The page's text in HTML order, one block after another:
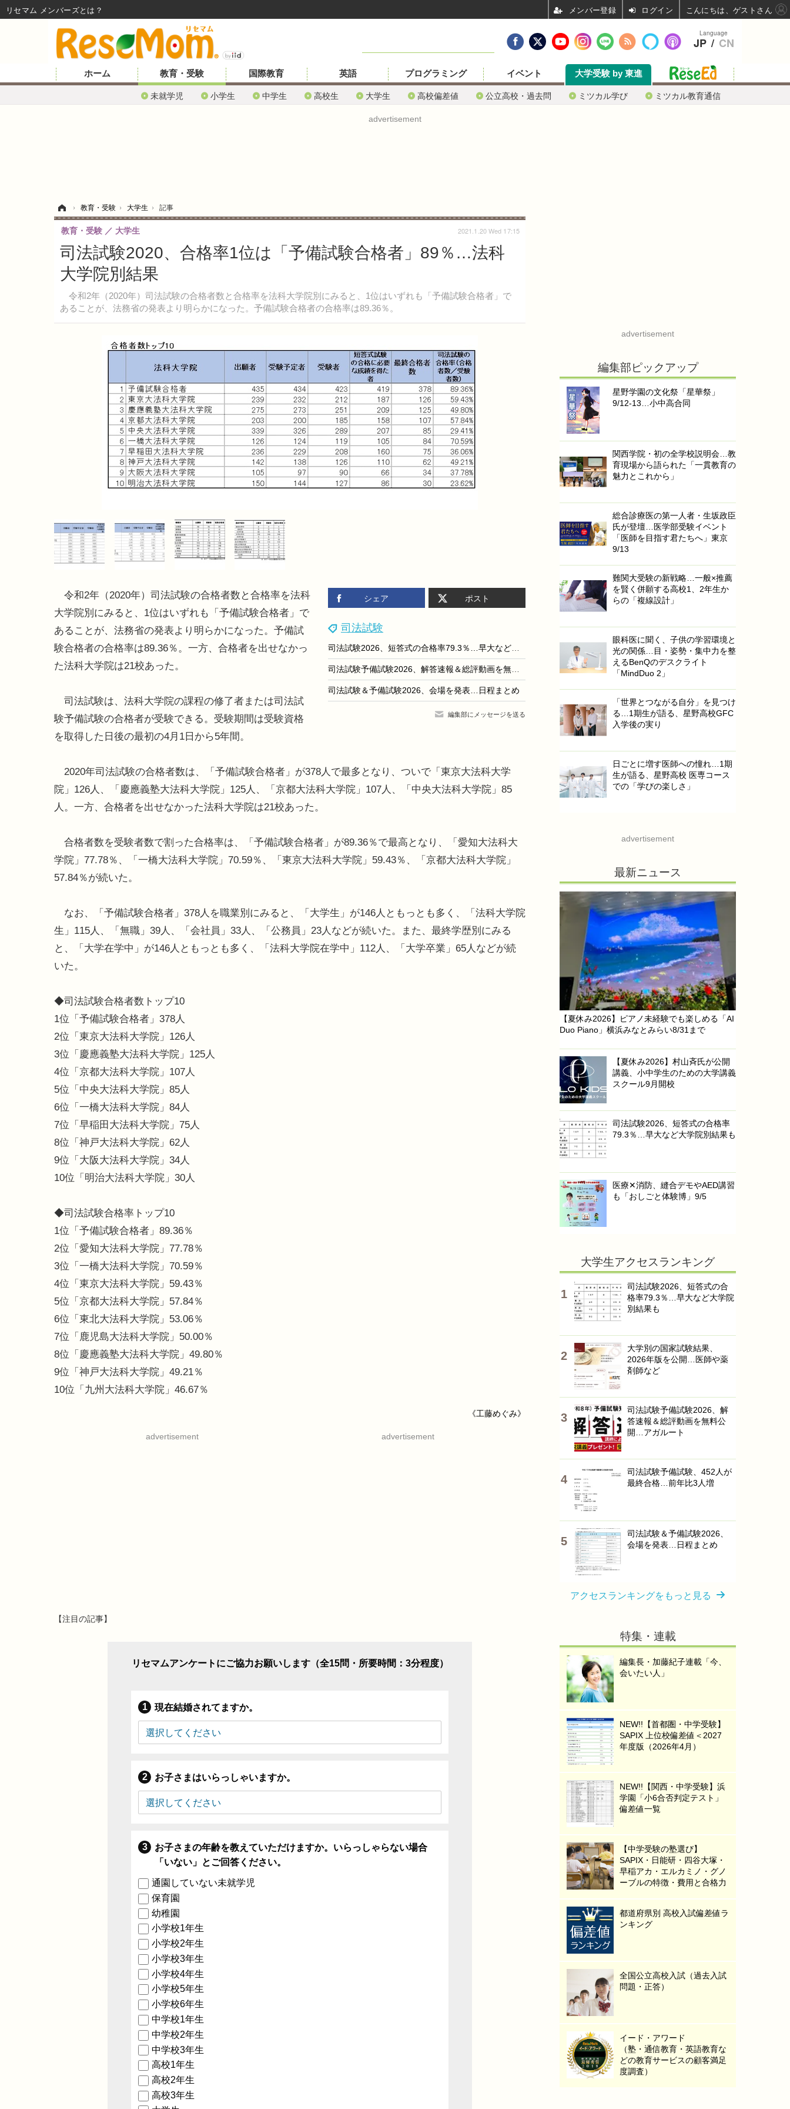
ホーム 教育・受験
未就学児 小学生 中学生 高校生 大学生 高校偏差値 公立高校・過去問 ミツカル学び ミツカル教育通信
国際教育 英語 プログラミング イベント 大学受験 by 東進
advertisement
› 教育・受験 › 大学生 › 記事
司法試験2020、合格率1位は「予備試験合格者」89％…法科
大学院別結果
令和2年（2020年）司法試験の合格者数と合格率を法科大学院別にみると、1位はいずれも「予備試験合格者」で
あることが、法務省の発表より明らかになった。予備試験合格者の合格率は89.36％。
教育・受験 大学生 2021.1.20 Wed 17:15
シェア ポスト
司法試験
司法試験2026、短答式の合格率79.3％…早大など大学院別結果も
司法試験予備試験2026、解答速報＆総評動画を無料公開…アガルート
司法試験＆予備試験2026、会場を発表…日程まとめ
編集部にメッセージを送る
令和2年（2020年）司法試験の合格者数と合格率を法科
大学院別にみると、1位はいずれも「予備試験合格者」で
あることが、法務省の発表より明らかになった。予備試
験合格者の合格率は89.36％。一方、合格者を出せなかっ
た法科大学院は21校あった。
司法試験は、法科大学院の課程の修了者または司法試
験予備試験の合格者が受験できる。受験期間は受験資格
を取得した日後の最初の4月1日から5年間。
2020年司法試験の合格者数は、「予備試験合格者」が378人で最多となり、ついで「東京大法科大学
院」126人、「慶應義塾大法科大学院」125人、「京都大法科大学院」107人、「中央大法科大学院」85
人。一方、合格者を出せなかった法科大学院は21校あった。
合格者数を受験者数で割った合格率は、「予備試験合格者」が89.36％で最高となり、「愛知大法科大
学院」77.78％、「一橋大法科大学院」70.59％、「東京大法科大学院」59.43％、「京都大法科大学院」
57.84％が続いた。
なお、「予備試験合格者」378人を職業別にみると、「大学生」が146人ともっとも多く、「法科大学院
生」115人、「無職」39人、「会社員」33人、「公務員」23人などが続いた。また、最終学歴別にみる
と、「大学在学中」が146人ともっとも多く、「法科大学院在学中」112人、「大学卒業」65人などが続
いた。
◆司法試験合格者数トップ10
1位「予備試験合格者」378人
2位「東京大法科大学院」126人
3位「慶應義塾大法科大学院」125人
4位「京都大法科大学院」107人
5位「中央大法科大学院」85人
6位「一橋大法科大学院」84人
7位「早稲田大法科大学院」75人
8位「神戸大法科大学院」62人
9位「大阪大法科大学院」34人
10位「明治大法科大学院」30人
◆司法試験合格率トップ10
1位「予備試験合格者」89.36％
2位「愛知大法科大学院」77.78％
3位「一橋大法科大学院」70.59％
4位「東京大法科大学院」59.43％
5位「京都大法科大学院」57.84％
6位「東北大法科大学院」53.06％
7位「鹿児島大法科大学院」50.00％
8位「慶應義塾大法科大学院」49.80％
9位「神戸大法科大学院」49.21％
10位「九州大法科大学院」46.67％
《工藤めぐみ》
advertisement advertisement
【注目の記事】
リセマムアンケートにご協力お願いします（全15問・所要時間：3分程度）
現在結婚されてますか。
お子さまはいらっしゃいますか。
お子さまの年齢を教えていただけますか。いらっしゃらない場合
「いない」とご回答ください。
通園していない未就学児
保育園
幼稚園
小学校1年生
小学校2年生
小学校3年生
小学校4年生
小学校5年生
小学校6年生
中学校1年生
中学校2年生
中学校3年生
高校1年生
高校2年生
高校3年生
advertisement
編集部ピックアップ
星野学園の文化祭「星華祭」
9/12-13…小中高合同
関西学院・初の全学校説明会…教
育現場から語られた「一貫教育の
魅力とこれから」
総合診療医の第一人者・生坂政臣
氏が登壇…医学部受験イベント
「医師を目指す君たちへ」東京
9/13
難関大受験の新戦略…一般×推薦
を賢く併願する高校1、2年生か
らの「複線設計」
眼科医に聞く、子供の学習環境と
光の関係…目・姿勢・集中力を整
えるBenQのデスクライト
「MindDuo 2」
「世界とつながる自分」を見つけ
る…1期生が語る、星野高校GFC
入学後の実り
日ごとに増す医師への憧れ…1期
生が語る、星野高校 医専コース
での「学びの楽しさ」
advertisement
最新ニュース
【夏休み2026】ピアノ未経験でも楽しめる「AI
Duo Piano」横浜みなとみらい8/31まで
【夏休み2026】村山斉氏が公開
講義、小中学生のための大学講義
スクール9月開校
司法試験2026、短答式の合格率
79.3％…早大など大学院別結果も
医療✕消防、縫合デモやAED講習
も「おしごと体験博」9/5
大学生アクセスランキング
司法試験2026、短答式の合
格率79.3％…早大など大学院
別結果も
大学別の国家試験結果、
2026年版を公開…医師や薬
剤師など
司法試験予備試験2026、解
答速報＆総評動画を無料公
開…アガルート
司法試験予備試験、452人が
最終合格…前年比3人増
司法試験＆予備試験2026、
会場を発表…日程まとめ
アクセスランキングをもっと見る
特集・連載
編集長・加藤紀子連載「今、
会いたい人」
NEW!!【首都圏・中学受験】
SAPIX 上位校偏差値＜2027
年度版（2026年4月）
NEW!!【関西・中学受験】浜
学園「小6合否判定テスト」
偏差値一覧
【中学受験の塾選び】
SAPIX・日能研・四谷大塚・
早稲アカ・エルカミノ・グノ
ーブルの特徴・費用と合格力
都道府県別 高校入試偏差値ラ
ンキング
全国公立高校入試（過去入試
問題・正答）
イード・アワード
（塾・通信教育・英語教育な
どの教育サービスの顧客満足
度調査）
Language
JP / CN
リセマム メンバーズ ログイン こんにちは、ゲストさん